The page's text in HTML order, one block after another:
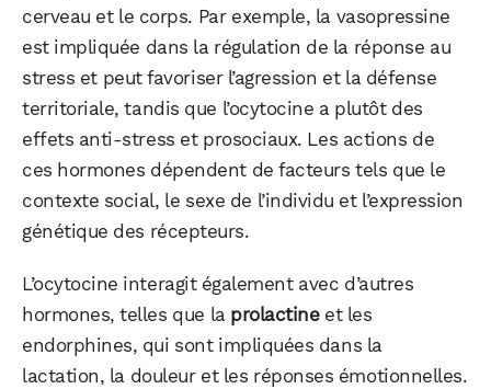
cerveau et le corps. Par exemple, la vasopressine
est impliquée dans la régulation de la réponse au
stress et peut favoriser l’agression et la défense
territoriale, tandis que l’ocytocine a plutôt des
effets anti-stress et prosociaux. Les actions de
ces hormones dépendent de facteurs tels que le
contexte social, le sexe de l’individu et l’expression
génétique des récepteurs.
L’ocytocine interagit également avec d’autres
hormones, telles que la prolactineet les
endorphines, qui sont impliquées dans la
lactation, la douleur et les réponses émotionnelles.